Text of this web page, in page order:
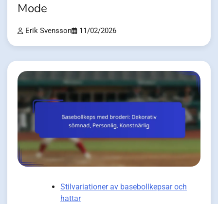
Mode
Erik Svensson 11/02/2026
Stilvariationer av basebollkepsar och
hattar